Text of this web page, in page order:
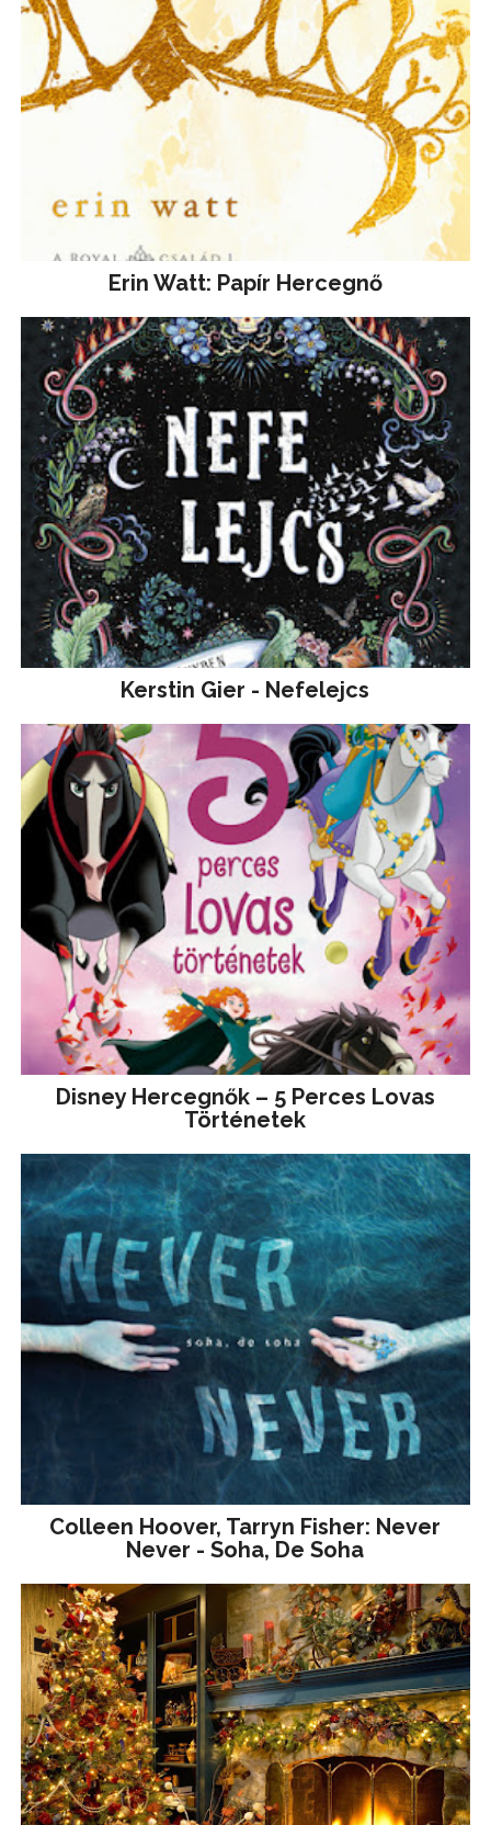
Erin Watt: Papír Hercegnő
Kerstin Gier - Nefelejcs
Disney ​Hercegnők – 5 Perces Lovas
Történetek
Colleen Hoover, Tarryn Fisher: Never
Never - Soha, De Soha